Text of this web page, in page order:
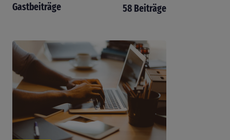
Gastbeiträge 58 Beiträge